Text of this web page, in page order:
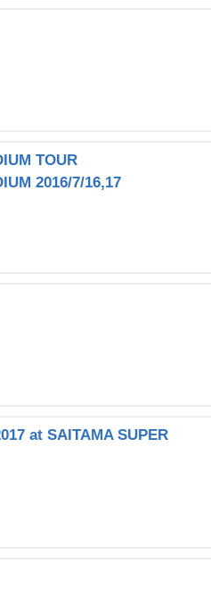
TOUR
2016/7/16,17
at SAITAMA SUPER